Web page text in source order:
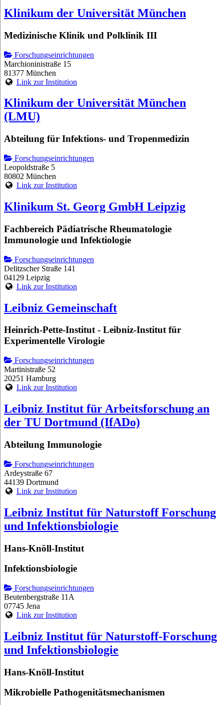
Klinikum der Universität München
Medizinische Klinik und Polklinik III
Forschungseinrichtungen
Marchioninistraße 15
81377 München
Link zur Institution
Klinikum der Universität München
(LMU)
Abteilung für Infektions- und Tropenmedizin
Forschungseinrichtungen
Leopoldstraße 5
80802 München
Link zur Institution
Klinikum St. Georg GmbH Leipzig
Fachbereich Pädiatrische Rheumatologie
Immunologie und Infektiologie
Forschungseinrichtungen
Delitzscher Straße 141
04129 Leipzig
Link zur Institution
Leibniz Gemeinschaft
Heinrich-Pette-Institut - Leibniz-Institut für
Experimentelle Virologie
Forschungseinrichtungen
Martinistraße 52
20251 Hamburg
Link zur Institution
Leibniz Institut für Arbeitsforschung an
der TU Dortmund (IfADo)
Abteilung Immunologie
Forschungseinrichtungen
Ardeystraße 67
44139 Dortmund
Link zur Institution
Leibniz Institut für Naturstoff Forschung
und Infektionsbiologie
Hans-Knöll-Institut
Infektionsbiologie
Forschungseinrichtungen
Beutenbergstraße 11A
07745 Jena
Link zur Institution
Leibniz Institut für Naturstoff-Forschung
und Infektionsbiologie
Hans-Knöll-Institut
Mikrobielle Pathogenitätsmechanismen